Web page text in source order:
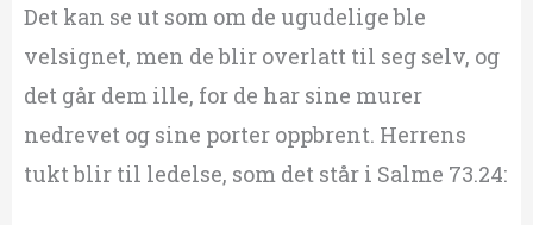
Det kan se ut som om de ugudelige ble
velsignet, men de blir overlatt til seg selv, og
det går dem ille, for de har sine murer
nedrevet og sine porter oppbrent. Herrens
tukt blir til ledelse, som det står i Salme 73.24: